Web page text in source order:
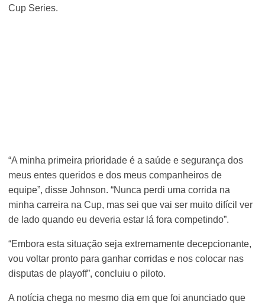
Cup Series.
“A minha primeira prioridade é a saúde e segurança dos
meus entes queridos e dos meus companheiros de
equipe”, disse Johnson. “Nunca perdi uma corrida na
minha carreira na Cup, mas sei que vai ser muito difícil ver
de lado quando eu deveria estar lá fora competindo”.
“Embora esta situação seja extremamente decepcionante,
vou voltar pronto para ganhar corridas e nos colocar nas
disputas de playoff”, concluiu o piloto.
A notícia chega no mesmo dia em que foi anunciado que